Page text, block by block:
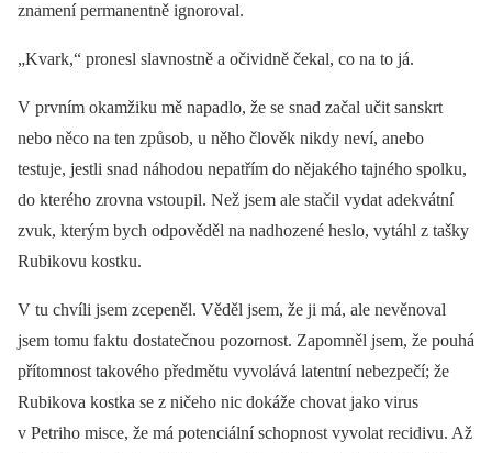
znamení permanentně ignoroval.
„Kvark,“ pronesl slavnostně a očividně čekal, co na to já.
V prvním okamžiku mě napadlo, že se snad začal učit sanskrt
nebo něco na ten způsob, u něho člověk nikdy neví, anebo
testuje, jestli snad náhodou nepatřím do nějakého tajného spolku,
do kterého zrovna vstoupil. Než jsem ale stačil vydat adekvátní
zvuk, kterým bych odpověděl na nadhozené heslo, vytáhl z tašky
Rubikovu kostku.
V tu chvíli jsem zcepeněl. Věděl jsem, že ji má, ale nevěnoval
jsem tomu faktu dostatečnou pozornost. Zapomněl jsem, že pouhá
přítomnost takového předmětu vyvolává latentní nebezpečí; že
Rubikova kostka se z ničeho nic dokáže chovat jako virus
v Petriho misce, že má potenciální schopnost vyvolat recidivu. Až